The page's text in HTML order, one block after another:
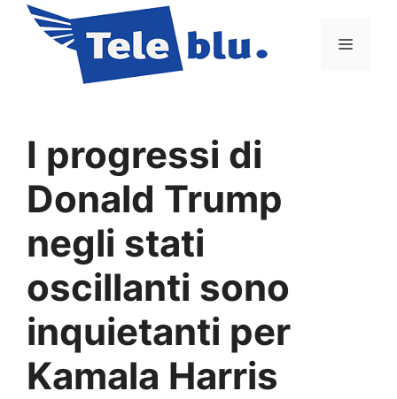
contenuto
Menu
I progressi di
Donald Trump
negli stati
oscillanti sono
inquietanti per
Kamala Harris